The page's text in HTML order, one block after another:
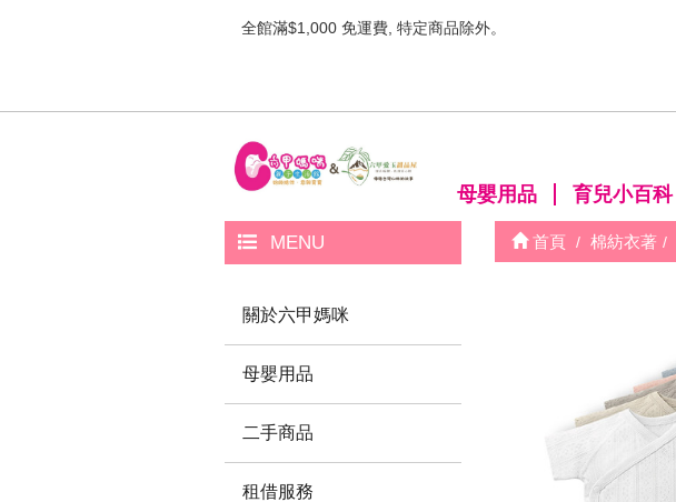
全館滿$1,000 免運費, 特定商品除外。
母嬰用品 育兒小百科
MENU
關於六甲媽咪
母嬰用品
二手商品
租借服務
首頁 棉紡衣著